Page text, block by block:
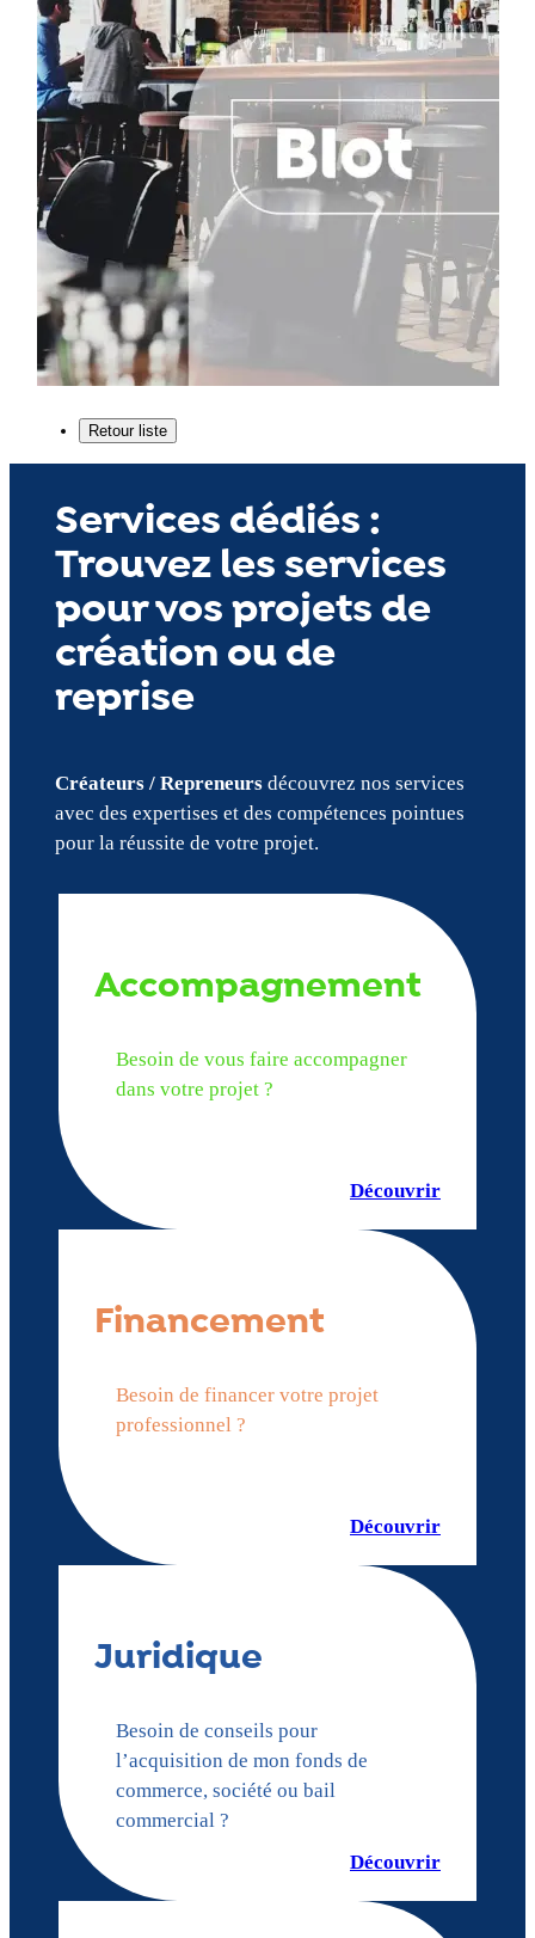
Services dédiés :
Trouvez les services
pour vos projets de
création ou de
reprise
Créateurs / Repreneursdécouvrez nos services
avec des expertises et des compétences pointues
pour la réussite de votre projet.
Accompagnement
Besoin de vous faire accompagner
dans votre projet ?
Découvrir
Financement
Besoin de financer votre projet
professionnel ?
Découvrir
Juridique
Besoin de conseils pour
l’acquisition de mon fonds de
commerce, société ou bail
commercial ?
Découvrir